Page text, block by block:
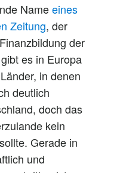
Nameeines
Zeitung, der
der
es in Europa
in denen
deutlich
doch das
kein
Gerade in
und